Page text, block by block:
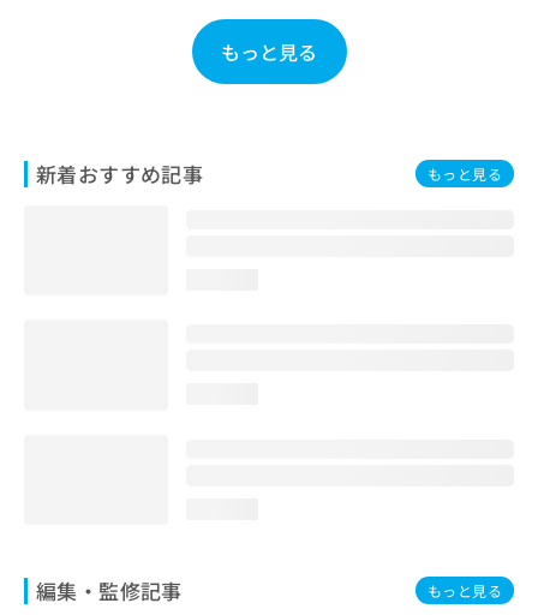
もっと見る
新着おすすめ記事 もっと見る
編集・監修記事 もっと見る
は
こ